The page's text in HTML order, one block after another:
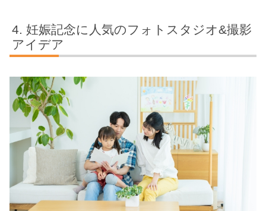
妊娠記念に人気のフォトスタジオ&撮影
アイデア